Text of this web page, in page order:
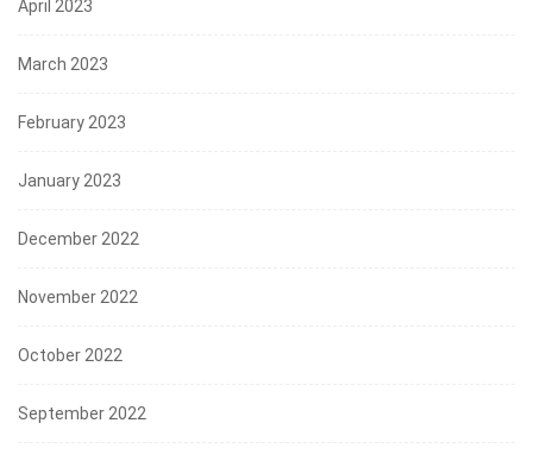
April 2023
March 2023
February 2023
January 2023
December 2022
November 2022
October 2022
September 2022